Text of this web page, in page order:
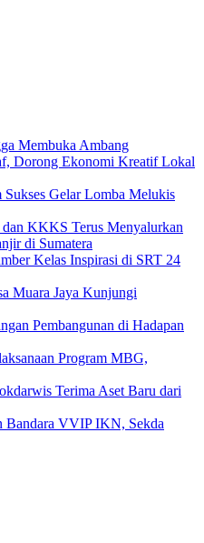
Membuka Ambang
Dorong Ekonomi Kreatif Lokal
Gelar Lomba Melukis
KKKS Terus Menyalurkan
di Sumatera
Kelas Inspirasi di SRT 24
Muara Jaya Kunjungi
Pembangunan di Hadapan
Program MBG,
Terima Aset Baru dari
Bandara VVIP IKN, Sekda